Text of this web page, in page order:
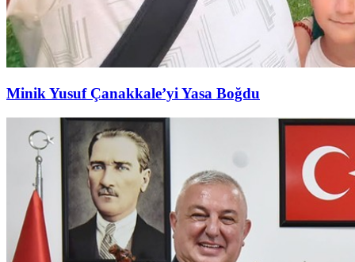
Minik Yusuf Çanakkale’yi Yasa Boğdu